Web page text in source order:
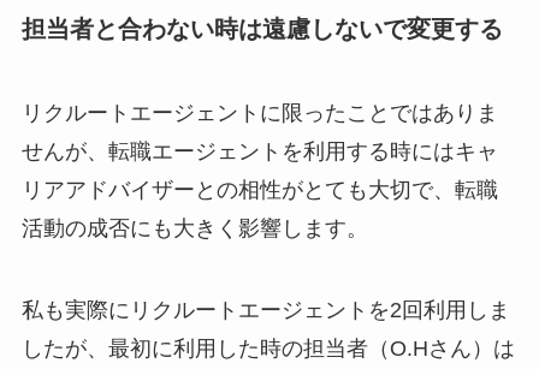
担当者と合わない時は遠慮しないで変更する
リクルートエージェントに限ったことではありま
せんが、転職エージェントを利用する時にはキャ
リアアドバイザーとの相性がとても大切で、 転職
活動の成否にも大きく影響します。
私も実際にリクルートエージェントを2回利用しま
したが、最初に利用した時の担当者（O.Hさん）は